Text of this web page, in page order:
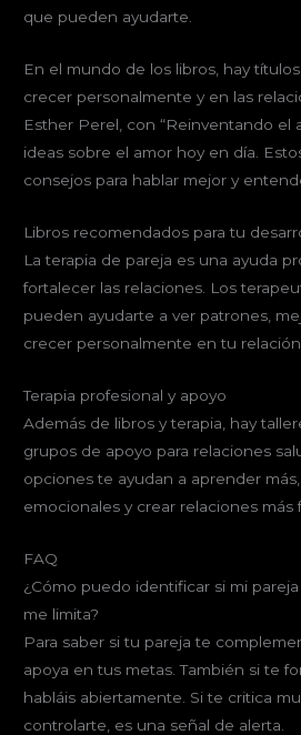
que pueden ayudarte.
En el mundo de los libros, hay
crecer personalmente y en las
Esther Perel, con “Reinventando el
ideas sobre el amor hoy en día.
consejos para hablar mejor y
Libros recomendados para tu
La terapia de pareja es una ayuda
fortalecer las relaciones. Los
pueden ayudarte a ver patrones,
crecer personalmente en tu
Terapia profesional y apoyo
Además de libros y terapia, hay
grupos de apoyo para relaciones
opciones te ayudan a aprender
emocionales y crear relaciones más
FAQ
¿Cómo puedo identificar si mi
me limita?
Para saber si tu pareja te
apoya en tus metas. También si te
habláis abiertamente. Si te critica
controlarte, es una señal de alerta.